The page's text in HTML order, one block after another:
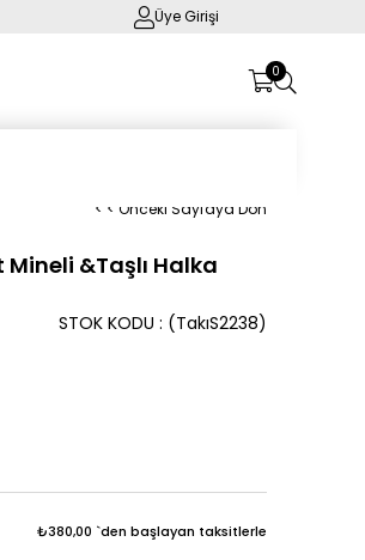
Üye Girişi
0
< < Önceki Sayfaya Dön
&Taşlı Halka
(TakıS2238)
STOK KODU
₺380,00 `den başlayan taksitlerle